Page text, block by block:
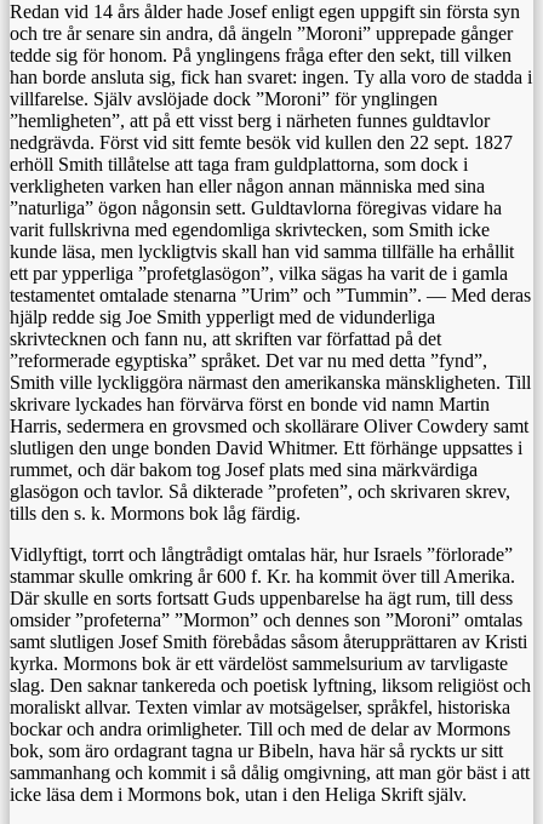
Redan vid 14 års ålder hade Josef enligt egen uppgift sin första syn
och tre år senare sin andra, då ängeln ”Moroni” upprepade gånger
tedde sig för honom. På ynglingens fråga efter den sekt, till vilken
han borde ansluta sig, fick han svaret: ingen. Ty alla voro de stadda i
villfarelse. Själv avslöjade dock ”Moroni” för ynglingen
”hemligheten”, att på ett visst berg i närheten funnes guldtavlor
nedgrävda. Först vid sitt femte besök vid kullen den 22 sept. 1827
erhöll Smith tillåtelse att taga fram guldplattorna, som dock i
verkligheten varken han eller någon annan människa med sina
”naturliga” ögon någonsin sett. Guldtavlorna föregivas vidare ha
varit fullskrivna med egendomliga skrivtecken, som Smith icke
kunde läsa, men lyckligtvis skall han vid samma tillfälle ha erhållit
ett par ypperliga ”profetglasögon”, vilka sägas ha varit de i gamla
testamentet omtalade stenarna ”Urim” och ”Tummin”. — Med deras
hjälp redde sig Joe Smith ypperligt med de vidunderliga
skrivtecknen och fann nu, att skriften var författad på det
”reformerade egyptiska” språket. Det var nu med detta ”fynd”,
Smith ville lyckliggöra närmast den amerikanska mänskligheten. Till
skrivare lyckades han förvärva först en bonde vid namn Martin
Harris, sedermera en grovsmed och skollärare Oliver Cowdery samt
slutligen den unge bonden David Whitmer. Ett förhänge uppsattes i
rummet, och där bakom tog Josef plats med sina märkvärdiga
glasögon och tavlor. Så dikterade ”profeten”, och skrivaren skrev,
tills den s. k. Mormons bok låg färdig.
Vidlyftigt, torrt och långtrådigt omtalas här, hur Israels ”förlorade”
stammar skulle omkring år 600 f. Kr. ha kommit över till Amerika.
Där skulle en sorts fortsatt Guds uppenbarelse ha ägt rum, till dess
omsider ”profeterna” ”Mormon” och dennes son ”Moroni” omtalas
samt slutligen Josef Smith förebådas såsom återupprättaren av Kristi
kyrka. Mormons bok är ett värdelöst sammelsurium av tarvligaste
slag. Den saknar tankereda och poetisk lyftning, liksom religiöst och
moraliskt allvar. Texten vimlar av motsägelser, språkfel, historiska
bockar och andra orimligheter. Till och med de delar av Mormons
bok, som äro ordagrant tagna ur Bibeln, hava här så ryckts ur sitt
sammanhang och kommit i så dålig omgivning, att man gör bäst i att
icke läsa dem i Mormons bok, utan i den Heliga Skrift själv.